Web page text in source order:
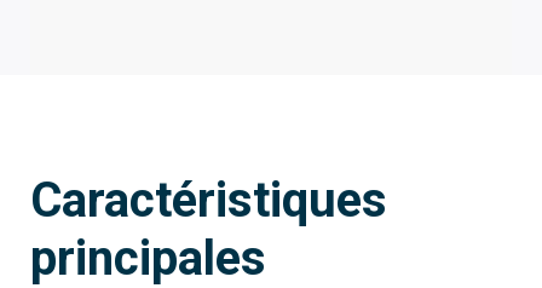
Caractéristiques
principales